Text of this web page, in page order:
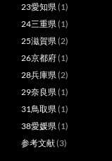
23愛知県(1)
24三重県(1)
25滋賀県(2)
26京都府(1)
28兵庫県(2)
29奈良県(1)
31鳥取県(1)
38愛媛県(1)
参考文献(3)